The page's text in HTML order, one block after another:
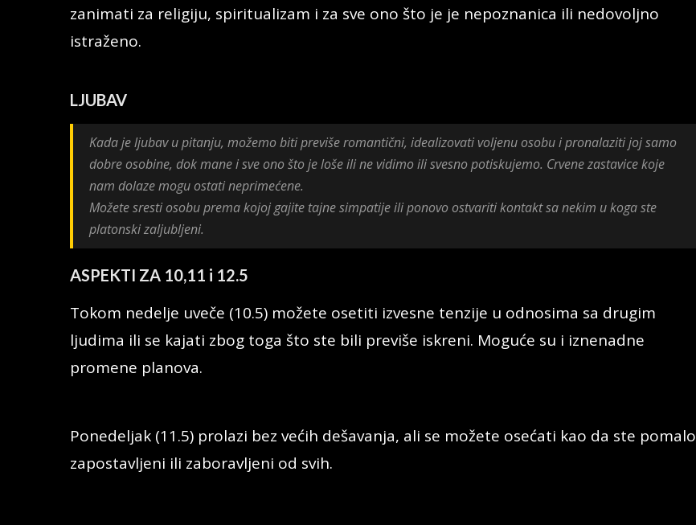
zanimati za religiju, spiritualizam i za sve ono što je je nepoznanica ili nedovoljno
istraženo.
LJUBAV
Kada je ljubav u pitanju, možemo biti previše romantični, idealizovati voljenu osobu i pronalaziti joj samo
dobre osobine, dok mane i sve ono što je loše ili ne vidimo ili svesno potiskujemo. Crvene zastavice koje
nam dolaze mogu ostati neprimećene.
Možete sresti osobu prema kojoj gajite tajne simpatije ili ponovo ostvariti kontakt sa nekim u koga ste
platonski zaljubljeni.
ASPEKTI ZA 10,11 i 12.5
Tokom nedelje uveče (10.5) možete osetiti izvesne tenzije u odnosima sa drugim
ljudima ili se kajati zbog toga što ste bili previše iskreni. Moguće su i iznenadne
promene planova.
Ponedeljak (11.5) prolazi bez većih dešavanja, ali se možete osećati kao da ste pomalo
zapostavljeni ili zaboravljeni od svih.